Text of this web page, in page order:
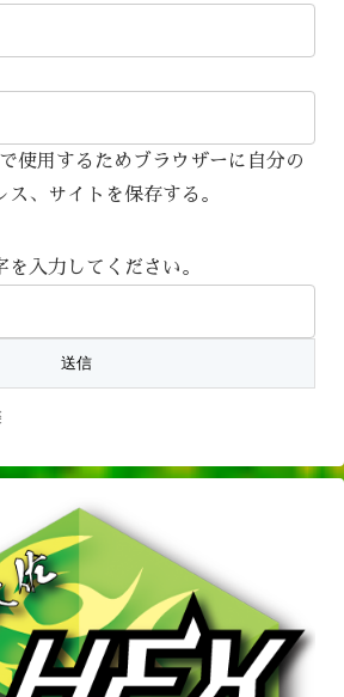
使用するためブラウザーに自分の
、サイトを保存する。
を入力してください。